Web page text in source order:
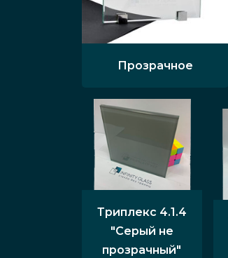
Прозрачное
Триплекс 4.1.4
"Серый не
прозрачный"